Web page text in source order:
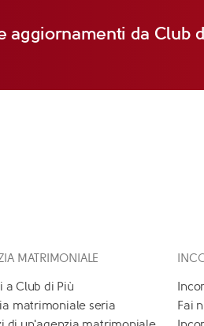
aggiornamenti da Club
MATRIMONIALE
a Club di Più
matrimoniale seria
Fai